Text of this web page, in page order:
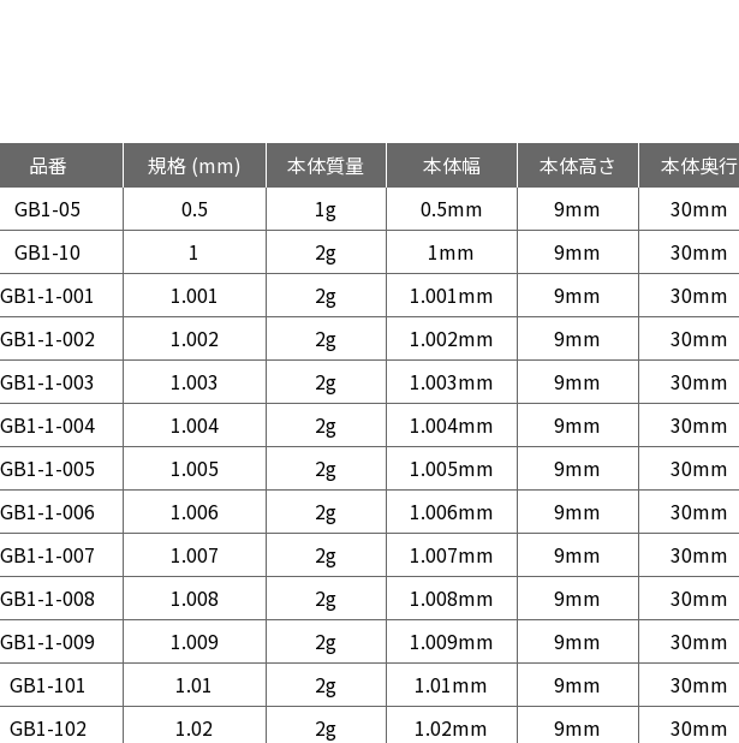
品番 規格 (mm) 本体質量 本体幅 本体高さ 本体奥行
GB1-05 0.5 1g 0.5mm 9mm 30mm
GB1-10 1 2g 1mm 9mm 30mm
GB1-1-001 1.001 2g 1.001mm 9mm 30mm
GB1-1-002 1.002 2g 1.002mm 9mm 30mm
GB1-1-003 1.003 2g 1.003mm 9mm 30mm
GB1-1-004 1.004 2g 1.004mm 9mm 30mm
GB1-1-005 1.005 2g 1.005mm 9mm 30mm
GB1-1-006 1.006 2g 1.006mm 9mm 30mm
GB1-1-007 1.007 2g 1.007mm 9mm 30mm
GB1-1-008 1.008 2g 1.008mm 9mm 30mm
GB1-1-009 1.009 2g 1.009mm 9mm 30mm
GB1-101 1.01 2g 1.01mm 9mm 30mm
GB1-102 1.02 2g 1.02mm 9mm 30mm